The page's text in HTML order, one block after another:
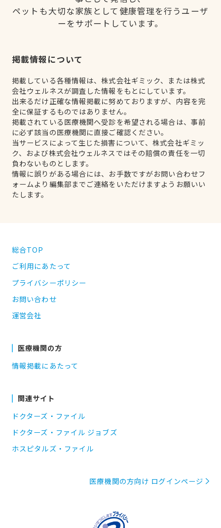
ペットも大切な家族として健康管理を行うユーザ
ーをサポートしています。
掲載情報について
掲載している各種情報は、株式会社ギミック、または株式
会社ウェルネスが調査した情報をもとにしています。
出来るだけ正確な情報掲載に努めておりますが、内容を完
全に保証するものではありません。
掲載されている医療機関へ受診を希望される場合は、事前
に必ず該当の医療機関に直接ご確認ください。
当サービスによって生じた損害について、株式会社ギミッ
ク、および株式会社ウェルネスではその賠償の責任を一切
負わないものとします。
情報に誤りがある場合には、お手数ですがお問い合わせフ
ォームより編集部までご連絡をいただけますようお願いい
たします。
総合TOP
ご利用にあたって
プライバシーポリシー
お問い合わせ
運営会社
医療機関の方
情報掲載にあたって
関連サイト
ドクターズ・ファイル
ドクターズ・ファイル ジョブズ
ホスピタルズ・ファイル
医療機関の方向け ログインページ